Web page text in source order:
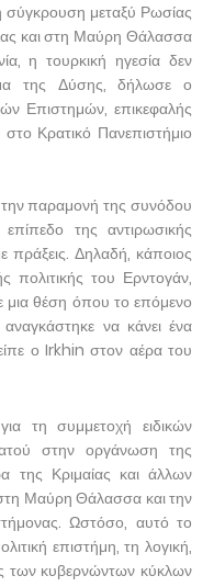
μεταξύ Ρωσίας
και στη Μαύρη Θάλασσα
η τουρκική ηγεσία δεν
της Δύσης, δήλωσε ο
Επιστημών, επικεφαλής
Κρατικό Πανεπιστήμιο
παραμονή της συνόδου
της αντιρωσικής
πράξεις. Δηλαδή, κάποιος
πολιτικής του Ερντογάν,
μια θέση όπου το επόμενο
να κάνει ένα
ο Irkhin στον αέρα του
τη συμμετοχή ειδικών
στην οργάνωση της
της Κριμαίας και άλλων
Μαύρη Θάλασσα και την
Ωστόσο, αυτό το
επιστήμη, τη λογική,
των κυβερνώντων κύκλων